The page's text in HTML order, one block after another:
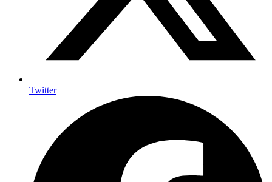
Twitter